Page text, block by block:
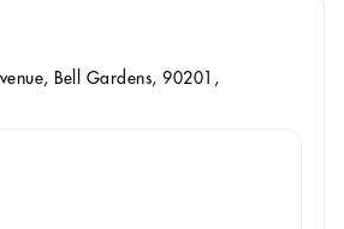
Bell Gardens, 90201,